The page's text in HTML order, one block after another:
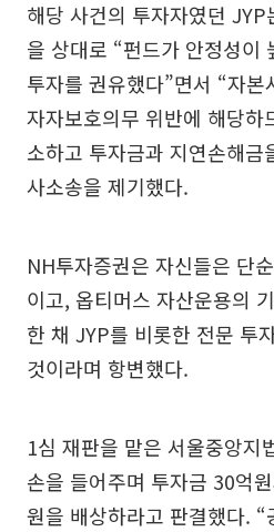
해당 사건의 투자자였던
을 상대로 “펀드가 안정성이
투자를 권유했다”면서 “자
자자보호의무 위반에 해당하
소하고 투자금과 지연손해금
사소송을 제기했다.
NH투자증권은 자신들은 단
이고, 옵티머스 자산운용의
한 채 JYP를 비롯한 전문 투
것이라며 항변했다.
1심 재판을 맡은 서울중앙지
손을 들어주며 투자금 30억
원을 배상하라고 판결했다.